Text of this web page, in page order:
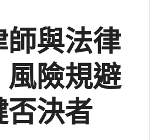
與法律
險規避
決者